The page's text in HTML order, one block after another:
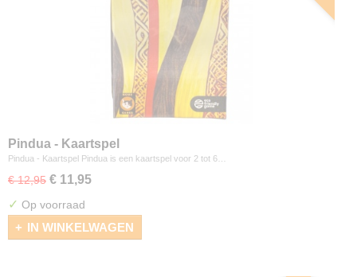
Pindua - Kaartspel
Pindua - Kaartspel Pindua is een kaartspel voor 2 tot 6…
€ 12,95 € 11,95
✓ Op voorraad
IN WINKELWAGEN